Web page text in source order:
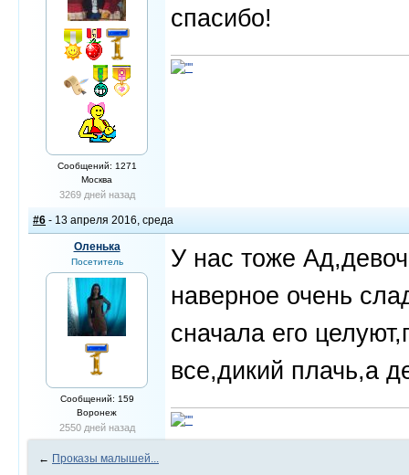
Сообщений: 1271
Москва
3269 дней назад
спасибо!
#6 - 13 апреля 2016, среда
Оленька
Посетитель
Сообщений: 159
Воронеж
2550 дней назад
У нас тоже
наверное очень
сначала его
все,дикий плачь,а
← Проказы малышей...